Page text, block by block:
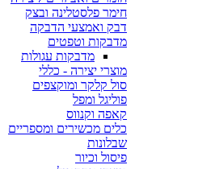
חימר פלסטלינה ובצק
דבק ואמצעי הדבקה
מדבקות וטפטים
מדבקות עגולות
מוצרי יצירה - כללי
סול קלקר ומוקצפים
פוליגל ומפל
קאפה וקנווס
כלים מכשירים ומספריים
שבלונות
פיסול וכיור